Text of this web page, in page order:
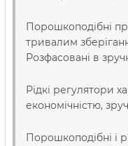
Порошкоподібні
тривалим
Розфасовані в
Рідкі регулятори
економічністю,
Порошкоподібні і